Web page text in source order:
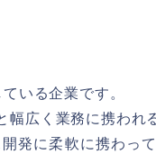
いる企業です。
広く業務に携われ
発に柔軟に携わっ